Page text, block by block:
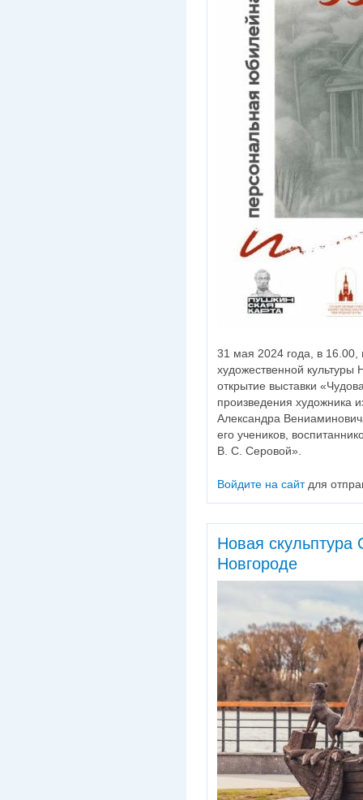
31 мая 2024 года, в 16.00,
художественной культуры
открытие выставки
произведения художника
Александра
его учеников,
В. С. Серовой».
Войдите на сайтдля
Новая скульптура
Новгороде